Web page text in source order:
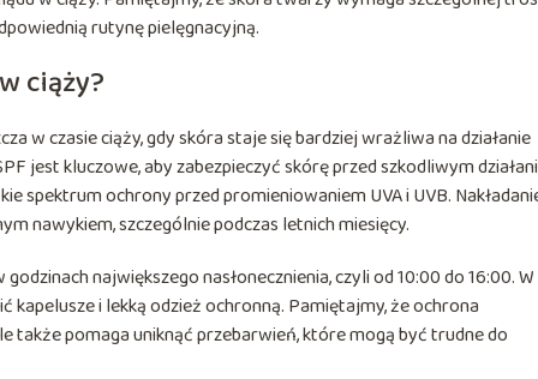
rutynę pielęgnacyjną.
ciąży?
w czasie ciąży, gdy skóra staje się bardziej wrażliwa na działanie
jest kluczowe, aby zabezpieczyć skórę przed szkodliwym
spektrum ochrony przed promieniowaniem UVA i UVB.
nawykiem, szczególnie podczas letnich miesięcy.
największego nasłonecznienia, czyli od 10:00 do 16:00. W
i lekką odzież ochronną. Pamiętajmy, że ochrona
także pomaga uniknąć przebarwień, które mogą być trudne do